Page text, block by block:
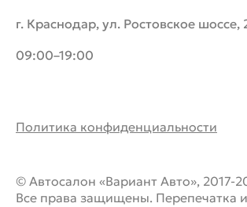
г. Краснодар, ул. Ростовское шоссе,
09:00–19:00
Политика конфиденциальности
© Автосалон «Вариант Авто», 2017-
Все права защищены. Перепечатка